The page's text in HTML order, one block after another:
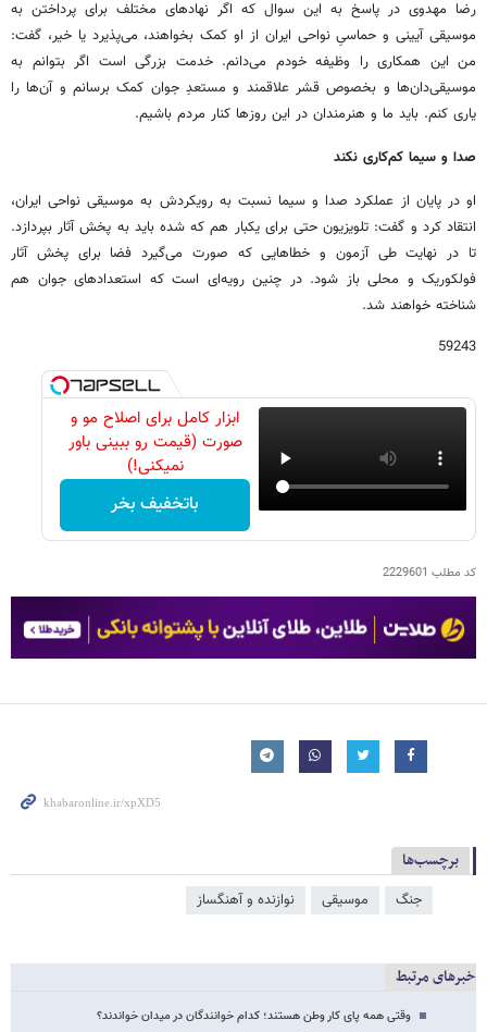
رضا مهدوی در پاسخ به این سوال که اگر نهادهای مختلف برای پرداختن به
موسیقی آیینی و حماسیِ نواحی ایران از او کمک بخواهند، می‌پذیرد یا خیر، گفت:
من این همکاری را وظیفه خودم می‌دانم. خدمت بزرگی است اگر بتوانم به
موسیقی‌دان‌ها و بخصوص قشر علاقمند و مستعدِ جوان کمک برسانم و آن‌ها را
یاری کنم. باید ما و هنرمندان در این روزها کنار مردم باشیم.
صدا و سیما کم‌کاری نکند
او در پایان از عملکرد صدا و سیما نسبت به رویکردش به موسیقی نواحی ایران،
انتقاد کرد و گفت: تلویزیون حتی برای یکبار هم که شده باید به پخش آثار بپردازد.
تا در نهایت طی آزمون و خطاهایی که صورت می‌گیرد فضا برای پخش آثار
فولکوریک و محلی باز شود. در چنین رویه‌ای است که استعدادهای جوان هم
شناخته خواهند شد.
59243
ابزار کامل برای اصلاح مو و
صورت (قیمت رو ببینی باور
نمیکنی!)
باتخفیف بخر
کد مطلب 2229601
برچسب‌ها
جنگ موسیقی نوازنده و آهنگساز
خبرهای مرتبط
وقتی همه پای کار وطن هستند؛ کدام خوانندگان در میدان خواندند؟